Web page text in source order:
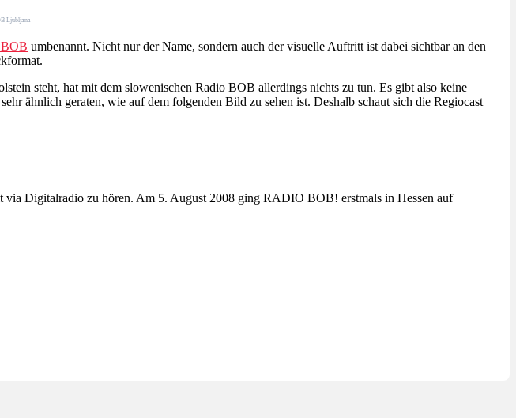
Ljubljana
umbenannt. Nicht nur der Name, sondern auch der visuelle Auftritt ist dabei sichtbar an den
steht, hat mit dem slowenischen Radio BOB allerdings nichts zu tun. Es gibt also keine
ähnlich geraten, wie auf dem folgenden Bild zu sehen ist. Deshalb schaut sich die Regiocast
Digitalradio zu hören. Am 5. August 2008 ging RADIO BOB! erstmals in Hessen auf